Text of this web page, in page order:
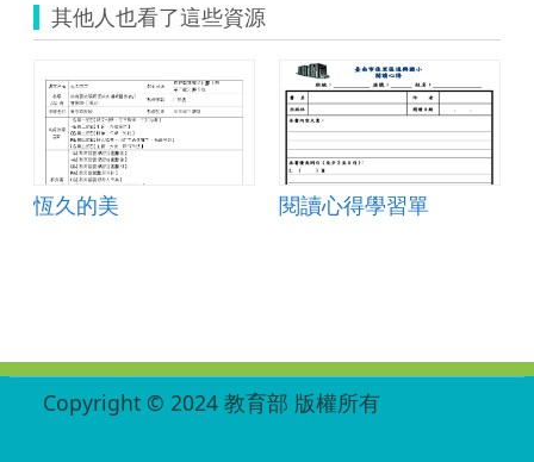
其他人也看了這些資源
恆久的美 閱讀心得學習單
Copyright © 2024 教育部 版權所有